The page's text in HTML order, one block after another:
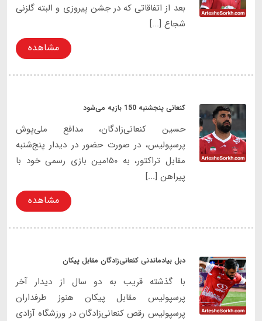
بعد از اتفاقاتی که در جشن پیروزی و البته گلزنی
شجاع [...]
مشاهده
کنعانی پنجشنبه 150 بازیه می‌شود
حسین کنعانی‌زادگان، مدافع ملی‌پوش
پرسپولیس، در صورت حضور در دیدار پنج‌شنبه
مقابل تراکتور، به ۱۵۰مین بازی رسمی خود با
پیراهن [...]
مشاهده
دبل بیادماندنی کنعانی‌زادگان مقابل پیکان
با گذشته قریب به دو سال از دیدار آخر
پرسپولیس مقابل پیکان هنوز طرفداران
پرسپولیس رقص کنعانی‌زادگان در ورزشگاه آزادی